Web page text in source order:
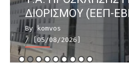
ΔΙΟΡΙΣΜΟΥ (ΕΕΠ-
By komvos
/ [05/08/2026]